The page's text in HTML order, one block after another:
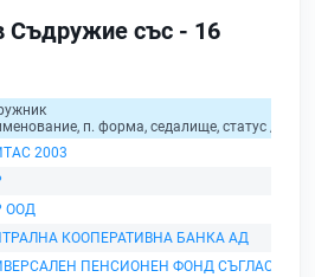
Съдружие със - 16
п. форма, седалище, статус /
2003
ООД
КООПЕРАТИВНА БАНКА АД
ПЕНСИОНЕН ФОНД СЪГЛАСИЕ